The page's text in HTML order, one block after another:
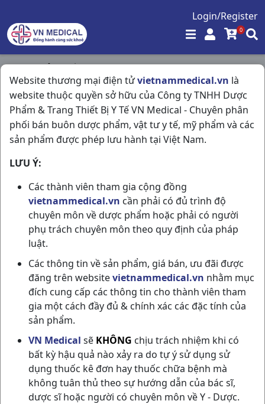
Login/Register
0
Website thương mại điện tửvietnammedical.vn là
website thuộc quyền sở hữu của Công ty TNHH Dược
Phẩm & Trang Thiết Bị Y Tế VN Medical - Chuyên phân
phối bán buôn dược phẩm, vật tư y tế, mỹ phẩm và các
sản phẩm được phép lưu hành tại Việt Nam.
LƯU Ý:
Các thành viên tham gia cộng đồng
vietnammedical.vn cần phải có đủ trình độ
chuyên môn về dược phẩm hoặc phải có người
phụ trách chuyên môn theo quy định của pháp
luật.
Các thông tin về sản phẩm, giá bán, ưu đãi được
đăng trên websitevietnammedical.vn nhằm mục
đích cung cấp các thông tin cho thành viên tham
gia một cách đầy đủ & chính xác các đặc tính của
sản phẩm.
VN Medical sẽ KHÔNG chịu trách nhiệm khi có
bất kỳ hậu quả nào xảy ra do tự ý sử dụng sử
dụng thuốc kê đơn hay thuốc chữa bệnh mà
không tuân thủ theo sự hướng dẫn của bác sĩ,
dược sĩ hoặc người có chuyên môn về Y - Dược.
Trang chủ / Dầu - Cao Dán /
Sunga T65g Trường Sơn
SUNGA T65G TRƯỜNG SƠN
NSX:Trường Sơn
Nhóm hàng:Dầu - Cao Dán,